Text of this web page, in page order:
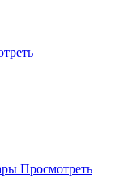
Просмотреть